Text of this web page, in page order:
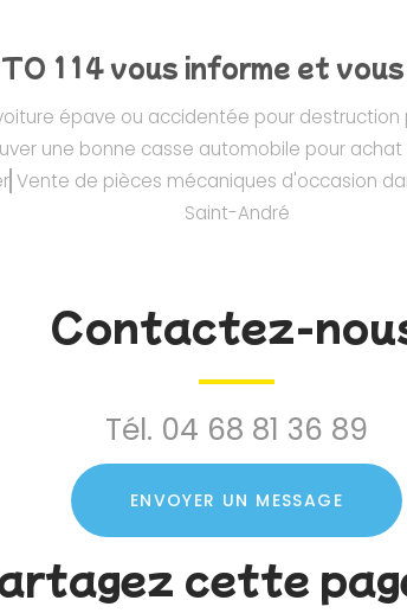
114 vous informe et
épave ou accidentée pour
une bonne casse automobile pour
Vente de pièces mécaniques d'occasion
Saint-André
Contactez-
Tél. 04 68 81 36 89
ENVOYER UN MESSAGE
cette